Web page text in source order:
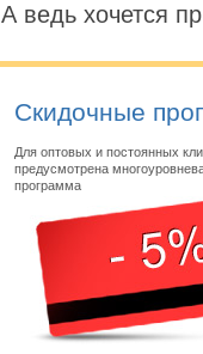
А ведь хочется
Скидочные
Для оптовых и постоянных
предусмотрена
программа